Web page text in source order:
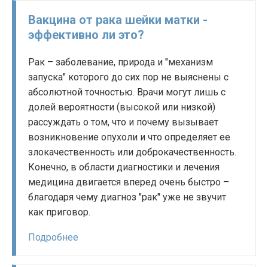
Вакцина от рака шейки матки -
эффективно ли это?
Рак – заболевание, природа и "механизм
запуска" которого до сих пор не выяснены с
абсолютной точностью. Врачи могут лишь с
долей вероятности (высокой или низкой)
рассуждать о том, что и почему вызывает
возникновение опухоли и что определяет ее
злокачественность или доброкачественность.
Конечно, в области диагностики и лечения
медицина двигается вперед очень быстро –
благодаря чему диагноз "рак" уже не звучит
как приговор.
Подробнее